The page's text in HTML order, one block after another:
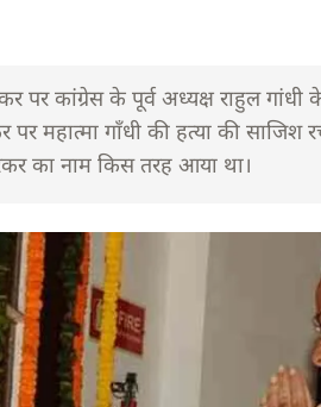
पर कांग्रेस के पूर्व अध्यक्ष राहुल गांधी
महात्मा गाँधी की हत्या की साजिश
का नाम किस तरह आया था।